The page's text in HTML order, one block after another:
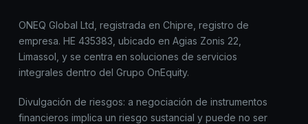
ONEQ Global Ltd, registrada en Chipre, registro de
empresa. HE 435383, ubicado en Agias Zonis 22,
Limassol, y se centra en soluciones de servicios
integrales dentro del Grupo OnEquity.
Divulgación de riesgos: a negociación de instrumentos
financieros implica un riesgo sustancial y puede no ser